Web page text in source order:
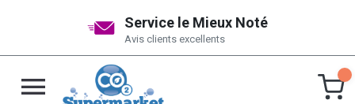
Service le Mieux Noté
Avis clients excellents